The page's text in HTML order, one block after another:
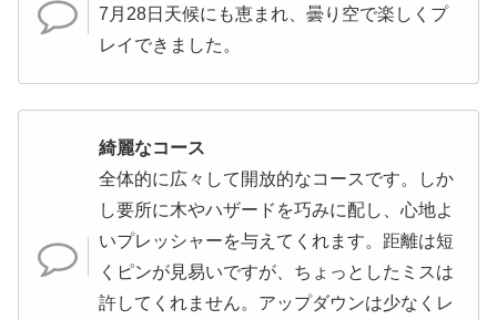
7月28日天候にも恵まれ、曇り空で楽しくプ
レイできました。
綺麗なコース
全体的に広々して開放的なコースです。しか
し要所に木やハザードを巧みに配し、心地よ
いプレッシャーを与えてくれます。距離は短
くピンが見易いですが、ちょっとしたミスは
許してくれません。アップダウンは少なくレ